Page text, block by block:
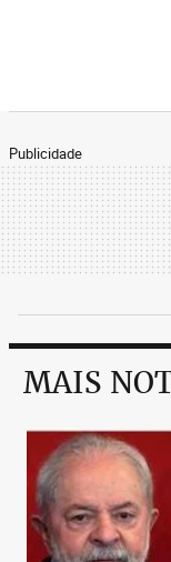
Publicidade
MAIS